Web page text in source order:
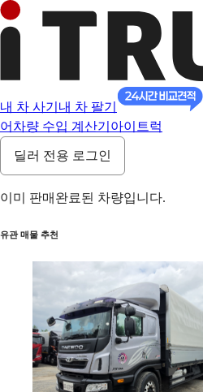
내 차 사기 내 차 팔기
어 차량 수입 계산기 아이트럭
딜러 전용 로그인
이미 판매완료된 차량입니다.
유관 매물 추천